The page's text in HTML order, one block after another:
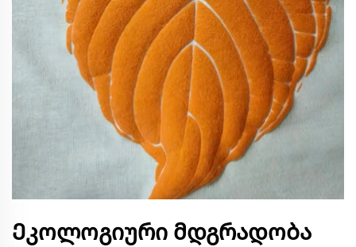
Ეკოლოგიური მდგრადობა